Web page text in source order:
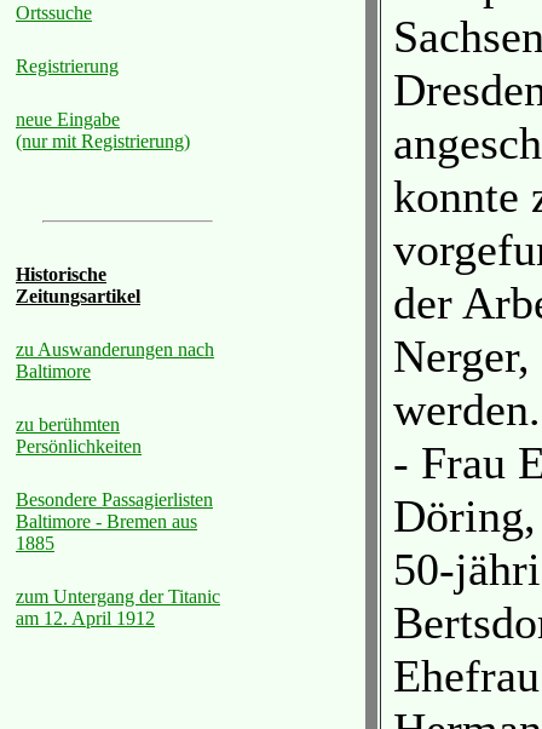
Ortssuche
Registrierung
neue Eingabe
(nur mit Registrierung)
Historische
Zeitungsartikel
zu Auswanderungen nach
Baltimore
zu berühmten
Persönlichkeiten
Besondere Passagierlisten
Baltimore - Bremen aus
1885
zum Untergang der Titanic
am 12. April 1912
konnte
der
werden.
- Frau
50-